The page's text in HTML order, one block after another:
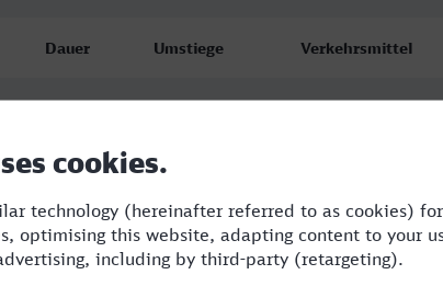
Dauer Umstiege Verkehrsmittel
8:37 RB,BUS,RE,ICE